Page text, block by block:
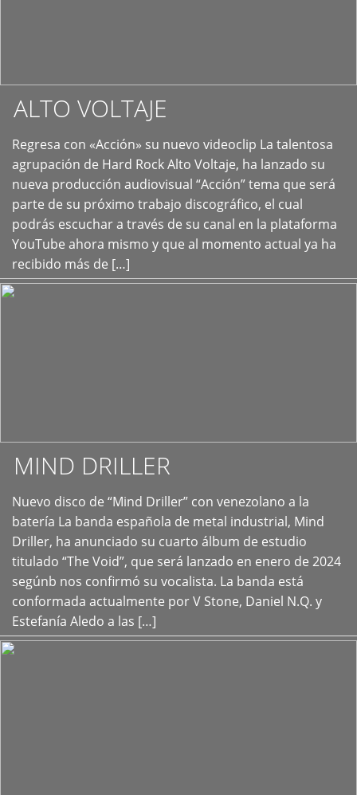
ALTO VOLTAJE
Regresa con «Acción» su nuevo videoclip La talentosa
agrupación de Hard Rock Alto Voltaje, ha lanzado su
nueva producción audiovisual “Acción” tema que será
parte de su próximo trabajo discográfico, el cual
podrás escuchar a través de su canal en la plataforma
YouTube ahora mismo y que al momento actual ya ha
recibido más de […]
+
MIND DRILLER
Nuevo disco de “Mind Driller” con venezolano a la
batería La banda española de metal industrial, Mind
Driller, ha anunciado su cuarto álbum de estudio
titulado “The Void”, que será lanzado en enero de 2024
segúnb nos confirmó su vocalista. La banda está
conformada actualmente por V Stone, Daniel N.Q. y
Estefanía Aledo a las […]
+